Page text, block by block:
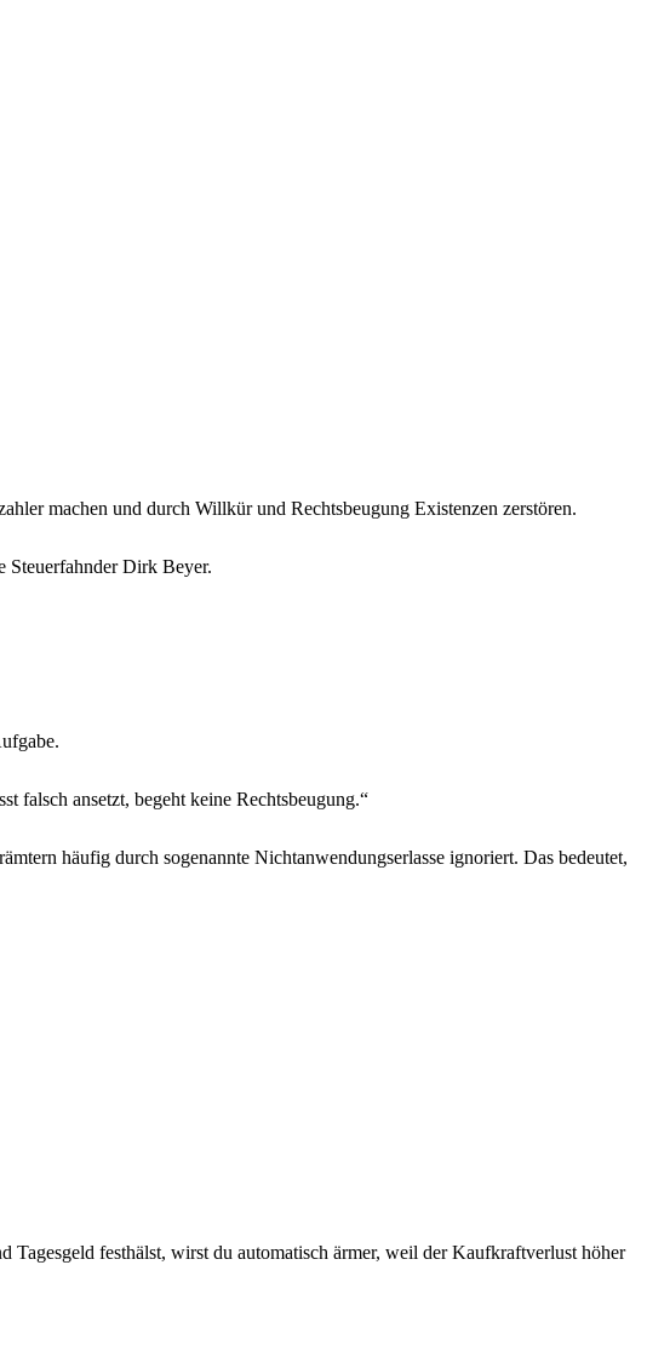
machen und durch Willkür und Rechtsbeugung Existenzen zerstören.
Steuerfahnder Dirk Beyer.
falsch ansetzt, begeht keine Rechtsbeugung.“
häufig durch sogenannte Nichtanwendungserlasse ignoriert. Das bedeutet,
festhälst, wirst du automatisch ärmer, weil der Kaufkraftverlust höher